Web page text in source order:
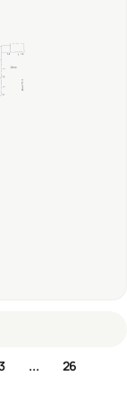
... 26